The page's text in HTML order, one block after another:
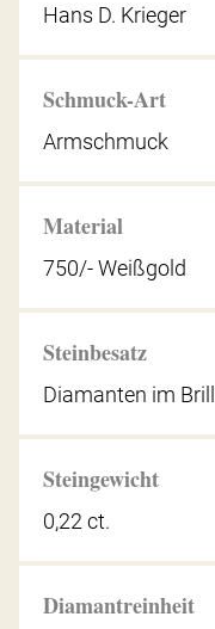
Hans D. Krieger
Schmuck-Art
Armschmuck
Material
750/- Weißgold
Steinbesatz
Diamanten im
Steingewicht
0,22 ct.
Diamantreinheit